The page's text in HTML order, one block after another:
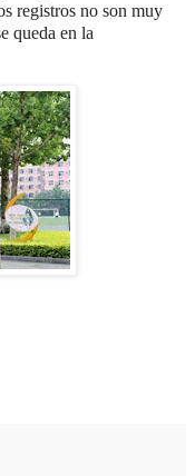
registros no son muy
queda en la